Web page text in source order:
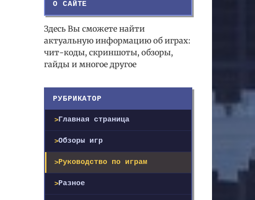
О САЙТЕ
Здесь Вы сможете найти
актуальную информацию об играх:
чит-коды, скриншоты, обзоры,
гайды и многое другое
РУБРИКАТОР
Главная страница
Обзоры игр
Руководство по играм
Разное